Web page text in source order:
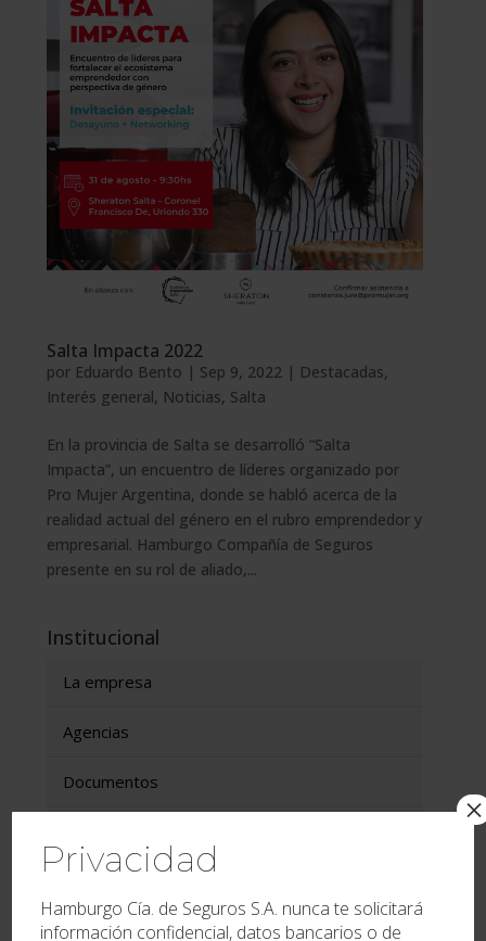
Salta Impacta 2022
por Eduardo Bento | Sep 9, 2022 | Destacadas,
Interés general, Noticias, Salta
En la provincia de Salta se desarrolló “Salta
Impacta”, un encuentro de líderes organizado por
Pro Mujer Argentina, donde se habló acerca de la
realidad actual del género en el rubro emprendedor y
empresarial. Hamburgo Compañía de Seguros
presente en su rol de aliado,...
Institucional
La empresa
Agencias
Documentos
Aplicación Móvil
Privacidad
Hamburgo Cía. de Seguros S.A. nunca te solicitará
información confidencial, datos bancarios o de
×